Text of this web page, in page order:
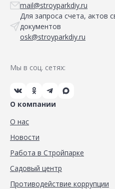
mail@stroyparkdiy.ru
Для запроса счета, актов
документов
osk@stroyparkdiy.ru
Мы в соц. сетях:
О компании
О нас
Новости
Работа в Стройпарке
Садовый центр
Противодействие коррупции